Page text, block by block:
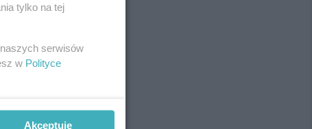
tylko na tej
serwisów
w Polityce
Akceptuję